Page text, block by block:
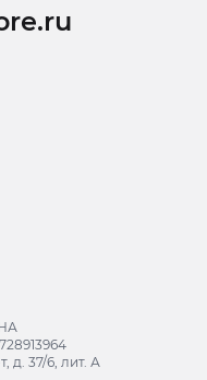
д. 37/6, лит. А